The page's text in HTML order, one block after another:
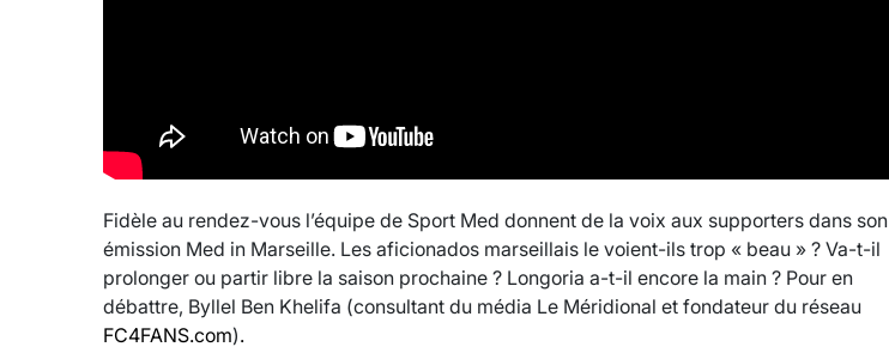
Fidèle au rendez-vous l’équipe de Sport Med donnent de la voix aux supporters dans son
émission Med in Marseille. Les aficionados marseillais le voient-ils trop « beau » ? Va-t-il
prolonger ou partir libre la saison prochaine ? Longoria a-t-il encore la main ? Pour en
débattre, Byllel Ben Khelifa (consultant du média Le Méridional et fondateur du réseau
FC4FANS.com).